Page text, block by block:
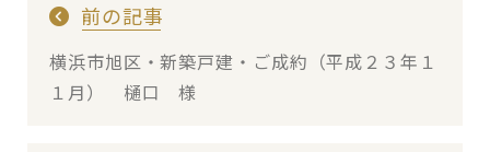
前の記事
横浜市旭区・新築戸建・ご成約（平成２３年１
１月） 樋口 様